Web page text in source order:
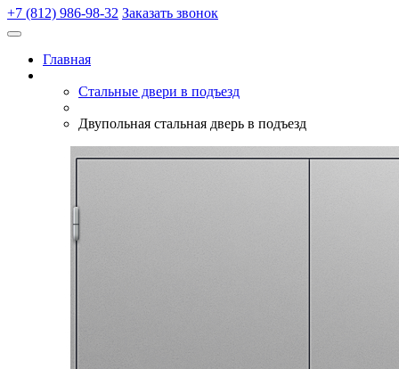
+7 (812) 986-98-32 Заказать звонок
Главная
Стальные двери в подъезд
Двупольная стальная дверь в подъезд